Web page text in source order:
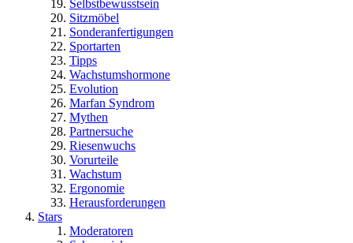
Selbstbewusstsein
Sitzmöbel
Sonderanfertigungen
Sportarten
Tipps
Wachstumshormone
Evolution
Marfan Syndrom
Mythen
Partnersuche
Riesenwuchs
Vorurteile
Wachstum
Ergonomie
Herausforderungen
Stars
Moderatoren